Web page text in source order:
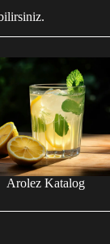
Arolez Katalog